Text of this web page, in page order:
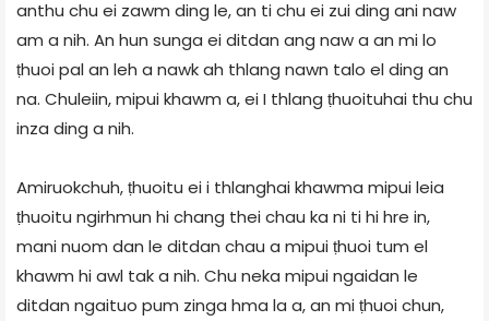
anthu chu ei zawm ding le, an ti chu ei zui ding ani naw
am a nih. An hun sunga ei ditdan ang naw a an mi lo
ṭhuoi pal an leh a nawk ah thlang nawn talo el ding an
na. Chuleiin, mipui khawm a, ei I thlang ṭhuoituhai thu chu
inza ding a nih.
Amiruokchuh, ṭhuoitu ei i thlanghai khawma mipui leia
ṭhuoitu ngirhmun hi chang thei chau ka ni ti hi hre in,
mani nuom dan le ditdan chau a mipui ṭhuoi tum el
khawm hi awl tak a nih. Chu neka mipui ngaidan le
ditdan ngaituo pum zinga hma la a, an mi ṭhuoi chun,